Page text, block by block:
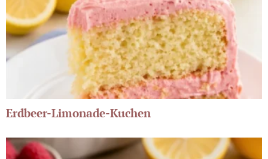
Erdbeer-Limonade-Kuchen